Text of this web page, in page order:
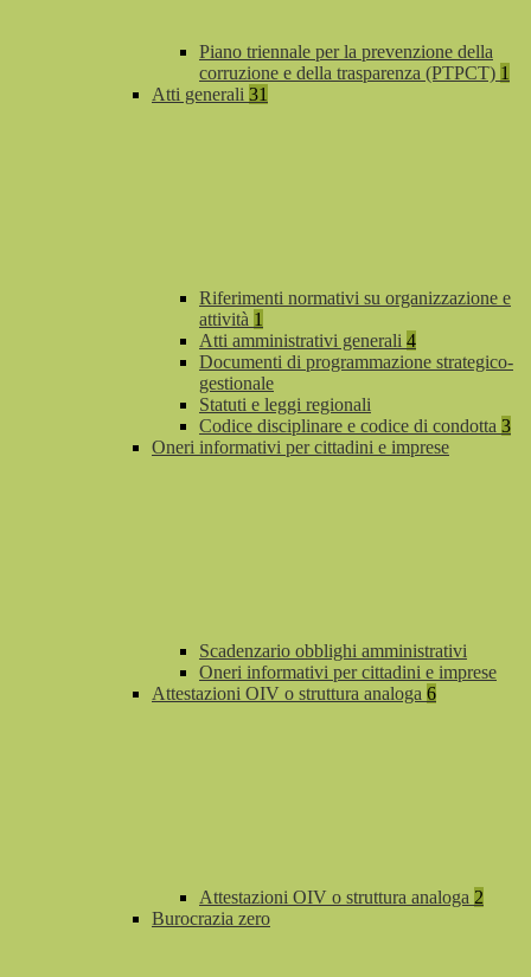
Piano triennale per la prevenzione della
corruzione e della trasparenza (PTPCT) 1
Atti generali 31
Riferimenti normativi su organizzazione e
attività 1
Atti amministrativi generali 4
Documenti di programmazione strategico-
gestionale
Statuti e leggi regionali
Codice disciplinare e codice di condotta 3
Oneri informativi per cittadini e imprese
Scadenzario obblighi amministrativi
Oneri informativi per cittadini e imprese
Attestazioni OIV o struttura analoga 6
Attestazioni OIV o struttura analoga 2
Burocrazia zero